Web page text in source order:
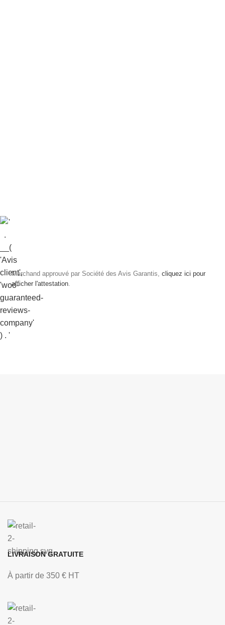
Marchand approuvé par Société des Avis Garantis, cliquez ici pour
afficher l'attestation
LIVRAISON GRATUITE
À partir de 350 € HT